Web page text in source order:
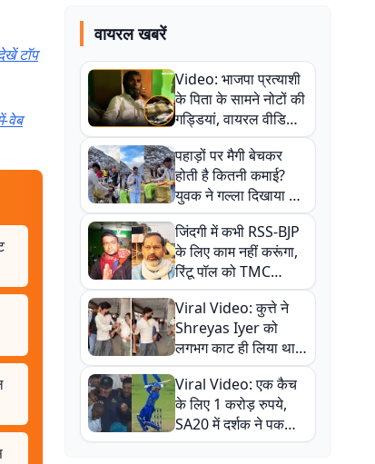
टॉप
वेब
वायरल खबरें
Video: भाजपा प्रत्याशी
के पिता के सामने नोटों की
गड्डियां, वायरल वीडियो
से राजनीति में उबाल,
अजित महतो बोले- TMC
की गंदी चाल
पहाड़ों पर मैगी बेचकर
होती है कितनी कमाई?
युवक ने गल्ला दिखाया तो
नौकरी वालों के खड़े हो गए
कान
जिंदगी में कभी RSS-BJP
के लिए काम नहीं करूंगा,
रिंटू पॉल को TMC
ऑफिस में ले जाकर पीटा,
Video वायरल
Viral Video: कुत्ते ने
Shreyas Iyer को
लगभग काट ही लिया था,
न्यूजीलैंड सीरीज से पहले
बाल-बाल बचे
Viral Video: एक कैच
के लिए 1 करोड़ रुपये,
SA20 में दर्शक ने पकड़ा
एक हाथ से गजब का कैच